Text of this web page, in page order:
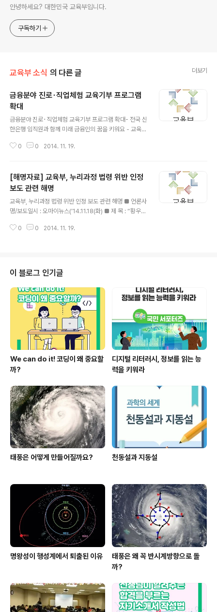
안녕하세요? 대한민국 교육부입니다.
구독하기
교육부 소식 의 다른 글 더보기
금융분야 진로･직업체험 교육기부 프로그램
확대
금융분야 진로･직업체험 교육기부 프로그램 확대- 전국 신
한은행 임직원과 함께 미래 금융인의 꿈을 키워요 - 교육부
원), 한국과학창의재단(이사장 김승환, 이하 창의재단)은 1
무협약(MOU)』을 체결하고 자유학기제 확산 기반 조성과
교육기부 활성화를 위해 상호 긴밀히 협력하기로 하였습니
다.이번 업무협약을 통해 신한은행이 국내 최초로 설립‧운
영 중인 ‘신한은행 청소년금융교육센터’의 프로그램을 확
대 보급하여 더 많은 학생들에게 생생한 진로･직업 체험교
육 기회를 제공할 수 있게 되었습니다. 신한은행은 교육기
0 0 2014. 11. 19.
[해명자료] 교육부, 누리과정 법령 위반 인정
보도 관련 해명
교육부, 누리과정 법령 위반 인정 보도 관련 해명 ■ 언론사
명/보도일시 : 오마이뉴스(’14.11.18(화) ■ 제 목 : “황우여
지원도 약속” ■ 보도 주요내용 ◦ 김승환 교육감에 따르면
그렇다”라고 시인한 뒤 “적어도 2016년 예산편성 전까지
는 영유아보육법을 개정할 것”이라고 약속했다고 한다. ■
해명 내용 ◦ 당시 최종의 결론은 유보통합을 위한 법률정비
를 추진하자고 한 것으로 누리과정 법률위반을 인정한 것
은 아님 ◦ 누누이 밝힌 바와 같이 정부의 공식입장은 현행
「유아교육법 시..
0 0 2014. 11. 19.
이 블로그 인기글
We can do it! 코딩이 왜 중요할
까?
디지털 리터러시, 정보를 읽는 능
력을 키워라
태풍은 어떻게 만들어질까요? 천동설과 지동설
명왕성이 행성계에서 퇴출된 이유
태풍은 왜 꼭 반시계방향으로 돌
까?